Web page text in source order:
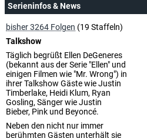
Serieninfos & News
bisher 3264 Folgen (19 Staffeln)
Talkshow
Täglich begrüßt Ellen DeGeneres
(bekannt aus der Serie "Ellen" und
einigen Filmen wie "Mr. Wrong") in
ihrer Talkshow Gäste wie Justin
Timberlake, Heidi Klum, Ryan
Gosling, Sänger wie Justin
Bieber, Pink und Beyoncé.
Neben den nicht nur immer
berühmten Gästen unterhält sie